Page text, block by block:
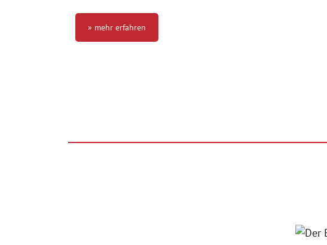
» mehr erfahren